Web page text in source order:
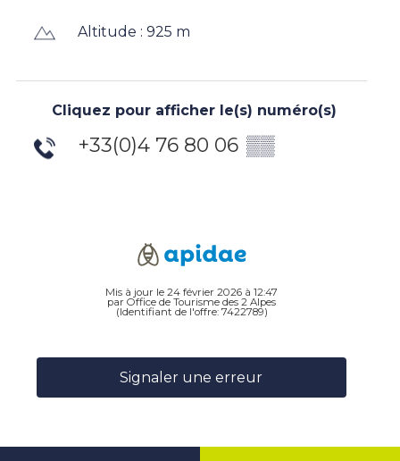
Altitude : 925 m
Cliquez pour afficher le(s) numéro(s)
+33(0)4 76 80 06 ▒▒
Mis à jour le 24 février 2026 à 12:47
par Office de Tourisme des 2 Alpes
(Identifiant de l'offre: 7422789)
Signaler une erreur